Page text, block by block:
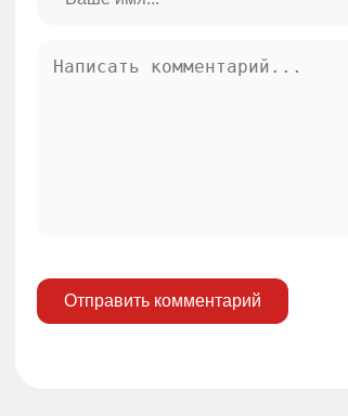
Отправить комментарий